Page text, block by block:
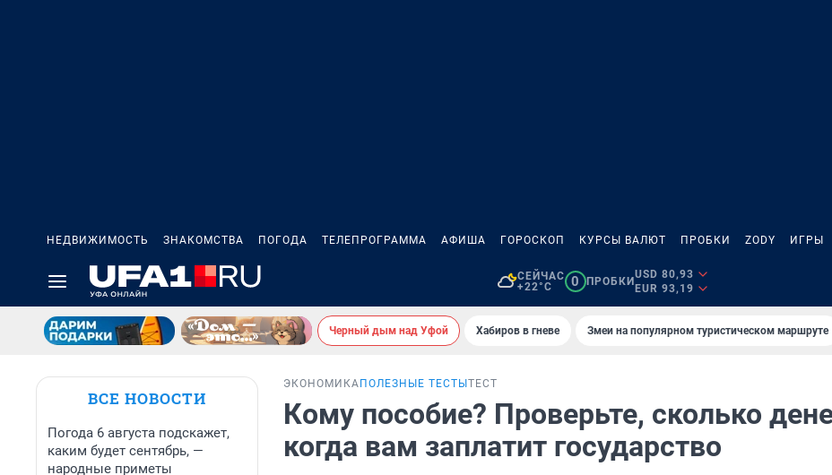
НЕДВИЖИМОСТЬ ЗНАКОМСТВА ПОГОДА ТЕЛЕПРОГРАММА АФИША ГОРОСКОП КУРСЫ ВАЛЮТ ПРОБКИ ZODY ИГРЫ
СЕЙЧАС
+22°C
0 ПРОБКИ
USD 80,93
EUR 93,19
Черный дым над Уфой Хабиров в гневе Змеи на популярном туристическом маршруте
ВСЕ НОВОСТИ
Погода 6 августа подскажет,
каким будет сентябрь, —
народные приметы
ЭКОНОМИКА ПОЛЕЗНЫЕ ТЕСТЫ ТЕСТ
Кому пособие? Проверьте, сколько
когда вам заплатит государство